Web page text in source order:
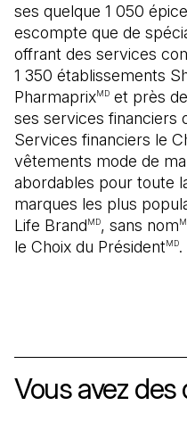
ses quelque 1 050
escompte que de
offrant des services
1 350 établissements
PharmaprixMD et près
ses services financiers
Services financiers le
vêtements mode de
abordables pour toute
marques les plus
Life BrandMD, sans nom
le Choix du PrésidentMD.
Vous avez